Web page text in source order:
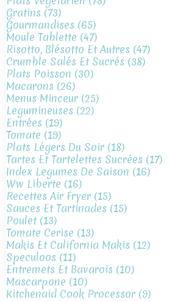
Gratins (73)
Gourmandises (65)
Moule Tablette (47)
Risotto, Blésotto Et Autres (47)
Crumble Salés Et Sucrés (38)
Plats Poisson (30)
Macarons (26)
Menus Minceur (25)
Legumineuses (22)
Entrées (19)
Tomate (19)
Plats Légers Du Soir (18)
Tartes Et Tartelettes Sucrées (17)
Index Legumes De Saison (16)
Ww Liberte (16)
Recettes Air Fryer (15)
Sauces Et Tartinades (15)
Poulet(13)
Tomate Cerise (13)
Makis Et California Makis (12)
Speculoos (11)
Entremets Et Bavarois (10)
Mascarpone (10)
Kitchenaid Cook Processor (9)